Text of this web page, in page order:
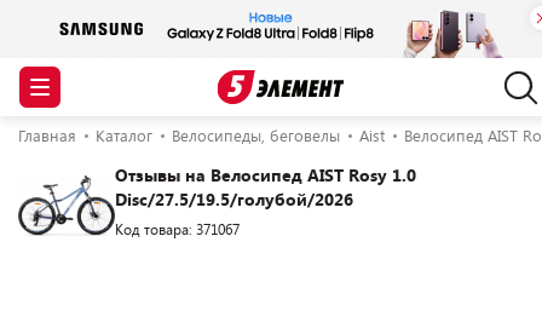
Главная Каталог Велосипеды, беговелы Aist Велосипед AIST
Отзывы на Велосипед AIST Rosy 1.0
Disc/27.5/19.5/голубой/2026
Код товара: 371067